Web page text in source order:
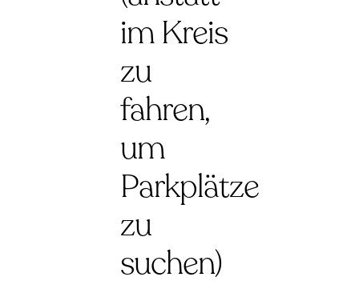
im Kreis
zu
fahren,
um
Parkplätze
zu
suchen)